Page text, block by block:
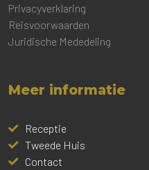
Privacyverklaring
Reisvoorwaarden
Juridische Mededeling
Meer informatie
Receptie
Tweede Huis
Contact